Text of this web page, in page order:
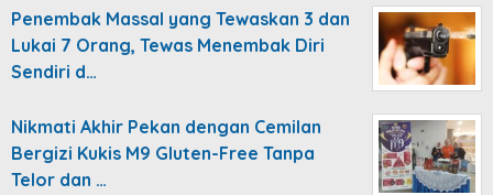
Penembak Massal yang Tewaskan 3 dan
Lukai 7 Orang, Tewas Menembak Diri
Sendiri d…
Nikmati Akhir Pekan dengan Cemilan
Bergizi Kukis M9 Gluten-Free Tanpa
Telor dan …